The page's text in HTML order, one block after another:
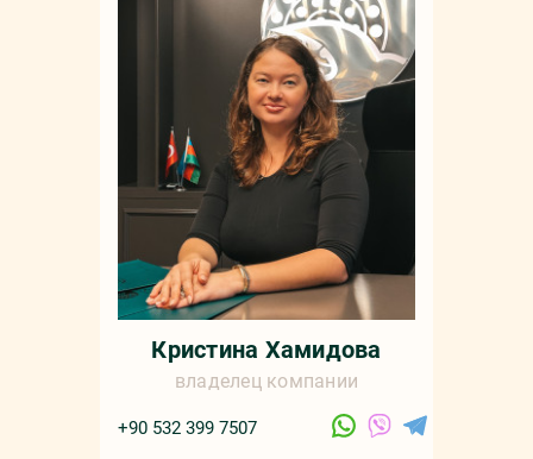
Кристина Хамидова
владелец компании
+90 532 399 7507